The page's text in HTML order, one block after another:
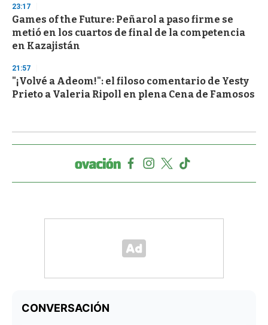
23:17
Games of the Future: Peñarol a paso firme se
metió en los cuartos de final de la competencia
en Kazajistán
21:57
"¡Volvé a Adeom!": el filoso comentario de Yesty
Prieto a Valeria Ripoll en plena Cena de Famosos